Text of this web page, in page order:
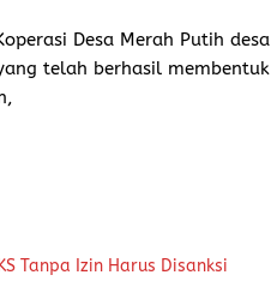
Desa Merah Putih desa
telah berhasil membentuk
Tanpa Izin Harus Disanksi